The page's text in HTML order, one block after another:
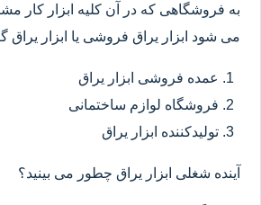
به فروشگاهی که در آن کلیه ابزار کار
می شود ابزار یراق فروشی یا ابزار
عمده فروشی ابزار یراق
فروشگاه لوازم ساختمانی
تولیدکننده ابزار یراق
آینده شغلی ابزار یراق چطور می بینید؟